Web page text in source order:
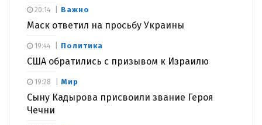
Важно
Маск ответил на просьбу Украины
20:14
Политика
США обратились с призывом к Израилю
19:44
Мир
Сыну Кадырова присвоили звание Героя
Чечни
19:28